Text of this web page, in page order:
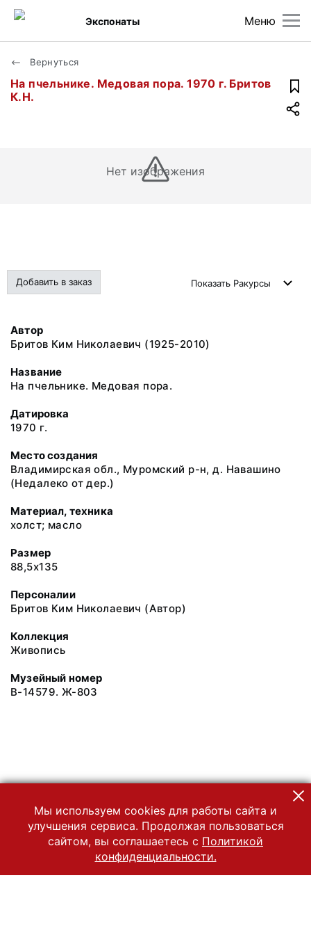
Меню
Экспонаты
Вернуться
На пчельнике. Медовая пора. 1970 г. Бритов
К.Н.
Нет изображения
Добавить в заказ Показать Ракурсы
Автор
Бритов Ким Николаевич (1925-2010)
Название
На пчельнике. Медовая пора.
Датировка
1970 г.
Место создания
Владимирская обл., Муромский р-н, д. Навашино
(Недалеко от дер.)
Материал, техника
холст; масло
Размер
88,5x135
Персоналии
Бритов Ким Николаевич (Автор)
Коллекция
Живопись
Музейный номер
В-14579. Ж-803
Мы используем cookies для работы сайта и
улучшения сервиса. Продолжая пользоваться
сайтом, вы соглашаетесь с Политикой
конфиденциальности.